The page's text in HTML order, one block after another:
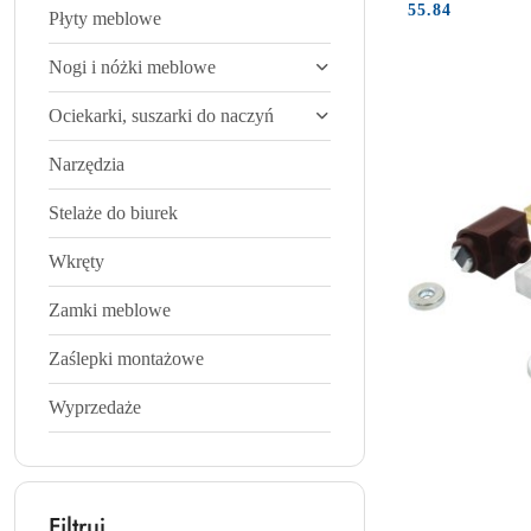
Płyty meblowe
Nogi i nóżki meblowe
Ociekarki, suszarki do naczyń
Narzędzia
Stelaże do biurek
Wkręty
Zamki meblowe
Zaślepki montażowe
Wyprzedaże
Cena:
Cena:
55.84